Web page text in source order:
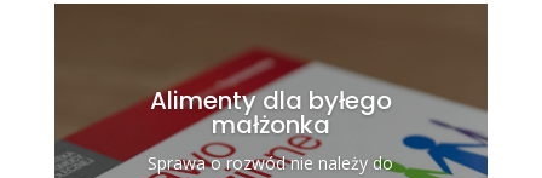
Alimenty dla byłego
małżonka
Sprawa o rozwód nie należy do